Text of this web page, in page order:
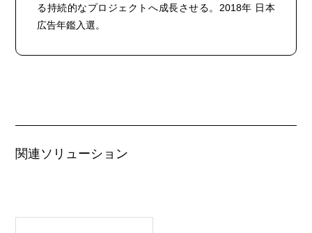
る持続的なプロジェクトへ成長させる。2018年 日本
広告年鑑入選。
関連ソリューション